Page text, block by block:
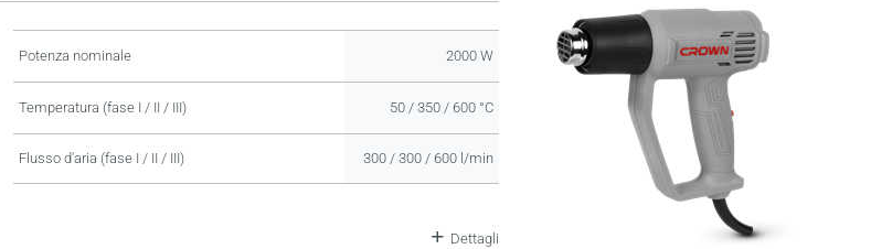
Potenza nominale 2000 W
Temperatura (fase I / II / III) 50 / 350 / 600 °C
Flusso d'aria (fase I / II / III) 300 / 300 / 600 l/min
Dettagli